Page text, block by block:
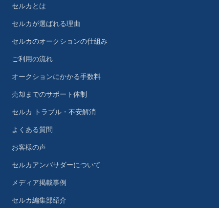
セルカとは
セルカが選ばれる理由
セルカのオークションの仕組み
ご利用の流れ
オークションにかかる手数料
売却までのサポート体制
セルカ トラブル・不安解消
よくある質問
お客様の声
セルカアンバサダーについて
メディア掲載事例
セルカ編集部紹介